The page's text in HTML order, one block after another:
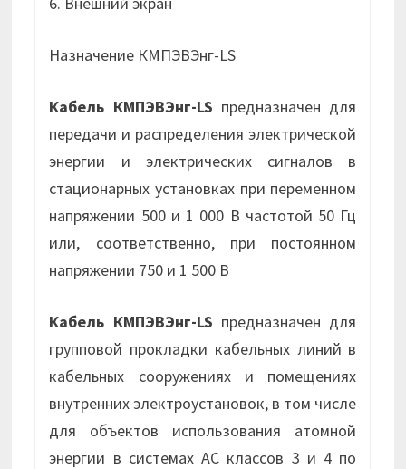
Назначение КМПЭВЭнг-LS
Кабель КМПЭВЭнг-LS предназначен для
передачи и распределения электрической
энергии и электрических сигналов в
стационарных установках при переменном
напряжении 500 и 1 000 В частотой 50 Гц
или, соответственно, при постоянном
напряжении 750 и 1 500 В
Кабель КМПЭВЭнг-LS предназначен для
групповой прокладки кабельных линий в
кабельных сооружениях и помещениях
внутренних электроустановок, в том числе
для объектов использования атомной
энергии в системах АС классов 3 и 4 по